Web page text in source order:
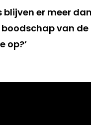
er meer
van de
op?’